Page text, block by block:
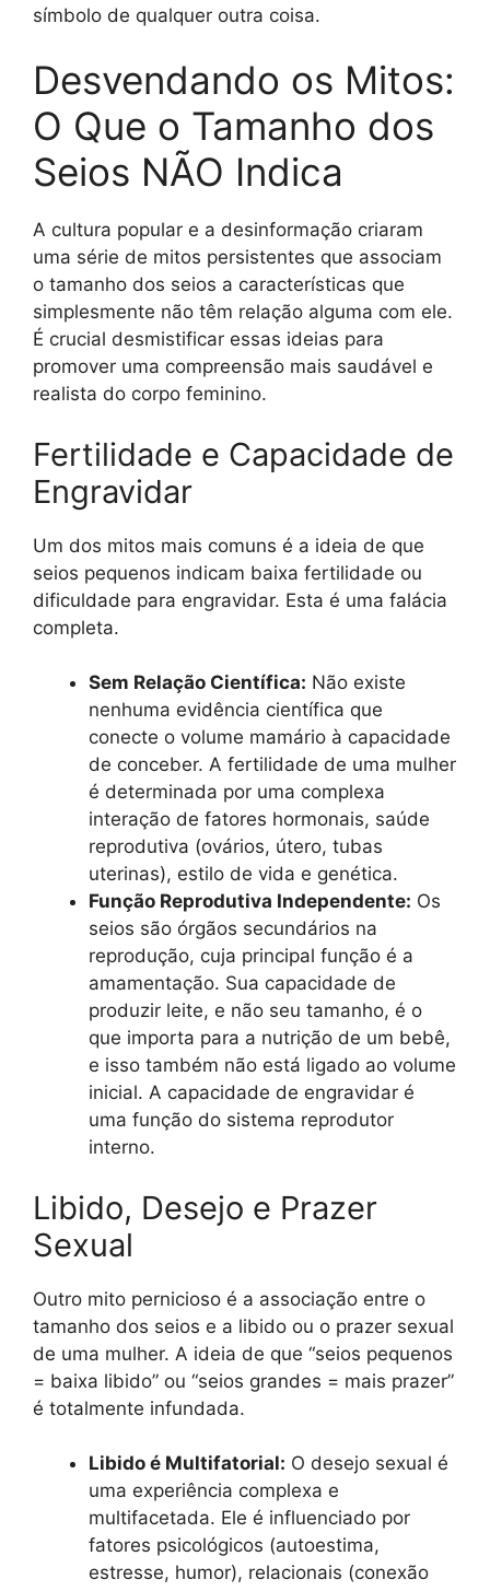
símbolo de qualquer outra coisa.
Desvendando os Mitos:
O Que o Tamanho dos
Seios NÃO Indica
A cultura popular e a desinformação criaram
uma série de mitos persistentes que associam
o tamanho dos seios a características que
simplesmente não têm relação alguma com ele.
É crucial desmistificar essas ideias para
promover uma compreensão mais saudável e
realista do corpo feminino.
Fertilidade e Capacidade de
Engravidar
Um dos mitos mais comuns é a ideia de que
seios pequenos indicam baixa fertilidade ou
dificuldade para engravidar. Esta é uma falácia
completa.
Sem Relação Científica: Não existe
nenhuma evidência científica que
conecte o volume mamário à capacidade
de conceber. A fertilidade de uma mulher
é determinada por uma complexa
interação de fatores hormonais, saúde
reprodutiva (ovários, útero, tubas
uterinas), estilo de vida e genética.
Função Reprodutiva Independente: Os
seios são órgãos secundários na
reprodução, cuja principal função é a
amamentação. Sua capacidade de
produzir leite, e não seu tamanho, é o
que importa para a nutrição de um bebê,
e isso também não está ligado ao volume
inicial. A capacidade de engravidar é
uma função do sistema reprodutor
interno.
Libido, Desejo e Prazer
Sexual
Outro mito pernicioso é a associação entre o
tamanho dos seios e a libido ou o prazer sexual
de uma mulher. A ideia de que “seios pequenos
= baixa libido” ou “seios grandes = mais prazer”
é totalmente infundada.
Libido é Multifatorial: O desejo sexual é
uma experiência complexa e
multifacetada. Ele é influenciado por
fatores psicológicos (autoestima,
estresse, humor), relacionais (conexão